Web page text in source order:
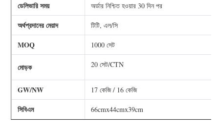
ডেলিভারি সময় অর্ডার নিশ্চিত হওয়ার 30 দিন পর
অর্থপ্রদানের মেয়াদ টিটি, এল/সি
MOQ 1000 সেট
মোড়ক 20 সেট/CTN
GW/NW 17 কেজি / 16 কেজি
সিবিএম 66cmx44cmx39cm